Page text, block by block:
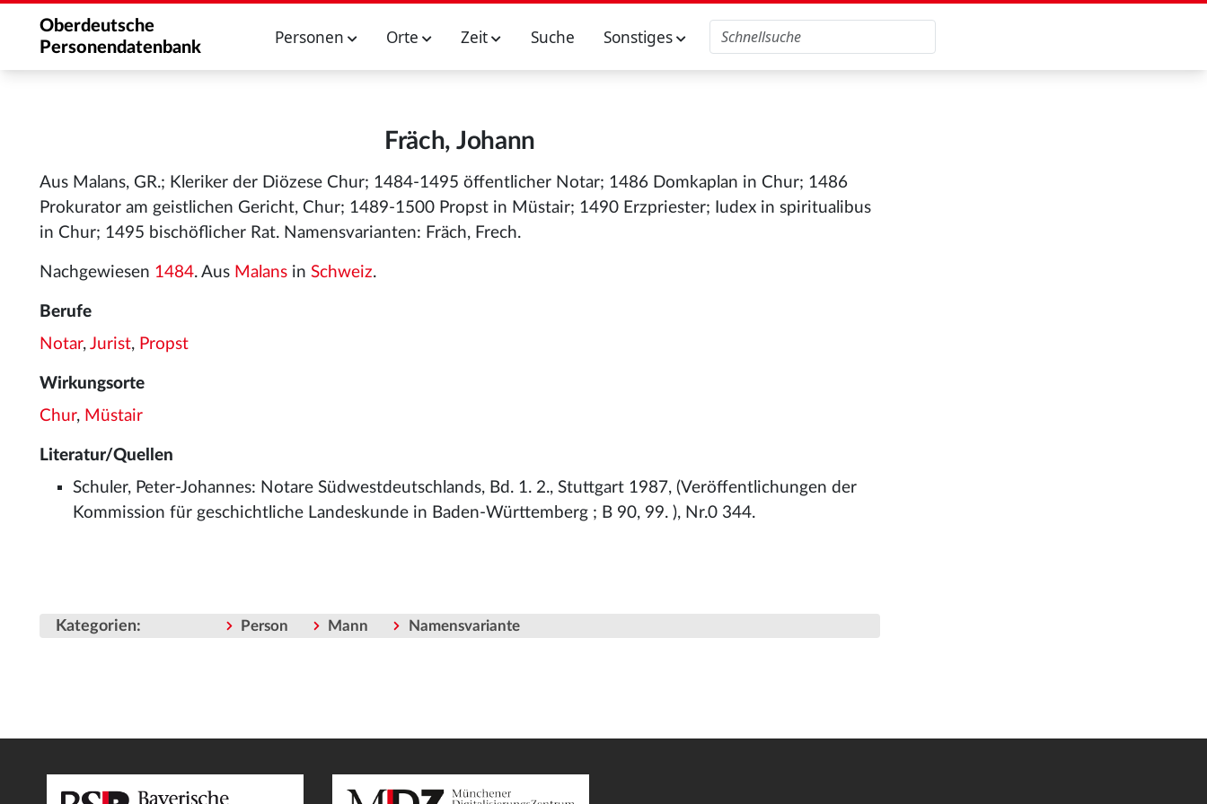
Oberdeutsche
Personendatenbank
Personen Orte Zeit Suche Sonstiges
Fräch, Johann
Aus Malans, GR.; Kleriker der Diözese Chur; 1484-1495 öffentlicher Notar; 1486 Domkaplan in Chur; 1486
Prokurator am geistlichen Gericht, Chur; 1489-1500 Propst in Müstair; 1490 Erzpriester; Iudex in spiritualibus
in Chur; 1495 bischöflicher Rat. Namensvarianten: Fräch, Frech.
Nachgewiesen 1484. Aus Malans in Schweiz.
Berufe
Notar, Jurist, Propst
Wirkungsorte
Chur, Müstair
Literatur/Quellen
Schuler, Peter-Johannes: Notare Südwestdeutschlands, Bd. 1. 2., Stuttgart 1987, (Veröffentlichungen der
Kommission für geschichtliche Landeskunde in Baden-Württemberg ; B 90, 99. ), Nr.0 344.
Kategorien: Person Mann Namensvariante